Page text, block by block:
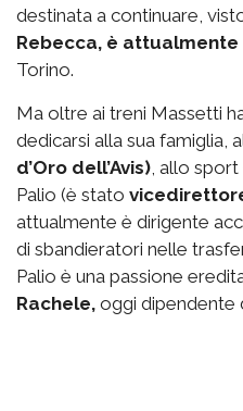
destinata a continuare,
Rebecca, è
Torino.
Ma oltre ai treni Massetti
dedicarsi alla sua famiglia,
d’Oro dell’Avis) , allo
Palio (è stato
attualmente è dirigente
di sbandieratori nelle
Palio è una passione
Rachele, oggi dipendente